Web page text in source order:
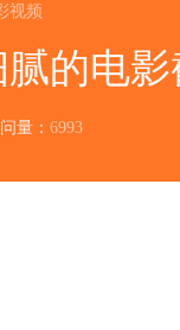
视频
的电
量：6993